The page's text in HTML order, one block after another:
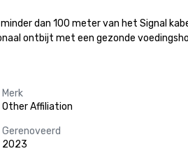
dan 100 meter van het Signal
ontbijt met een gezonde
Merk
Other Affiliation
Gerenoveerd
2023